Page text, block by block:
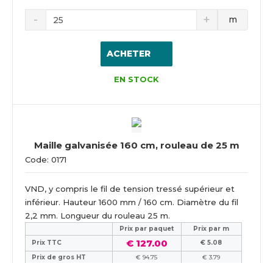
m
ACHETER
EN STOCK
Maille galvanisée 160 cm, rouleau de 25 m
Code: 0171
VND, y compris le fil de tension tressé supérieur et
inférieur. Hauteur 1600 mm / 160 cm. Diamètre du fil
2,2 mm. Longueur du rouleau 25 m.
Prix ​​par paquet
Prix par m
Prix TTC
€ 127.00
€ 5.08
Prix de gros HT
€ 94.75
€ 3.79